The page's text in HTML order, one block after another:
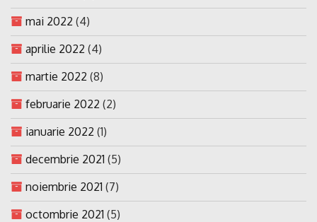
mai 2022 (4)
aprilie 2022 (4)
martie 2022 (8)
februarie 2022 (2)
ianuarie 2022 (1)
decembrie 2021 (5)
noiembrie 2021 (7)
octombrie 2021 (5)